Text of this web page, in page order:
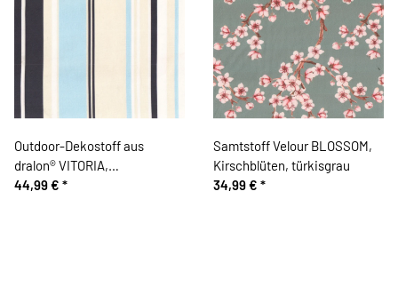
Outdoor-Dekostoff aus
dralon® VITORIA,
teflonbeschichtet,
44,99 € *
Samtstoff Velour BLOSSOM,
Kirschblüten, türkisgrau
34,99 € *